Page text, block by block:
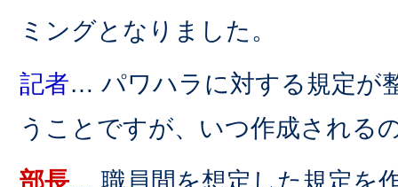
ミングとなりました。
記者… パワハラに対する規定が
うことですが、いつ作成される
部長… 職員間を想定した規定を